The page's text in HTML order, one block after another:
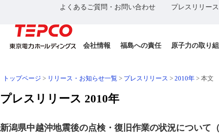
よくあるご質問・お問い合わせ プレスリリー
会社情報 福島への責任 原子力の取り
トップページ > リリース・お知らせ一覧 > プレスリリース > 2010年 > 本文
プレスリリース 2010年
新潟県中越沖地震後の点検・復旧作業の状況について